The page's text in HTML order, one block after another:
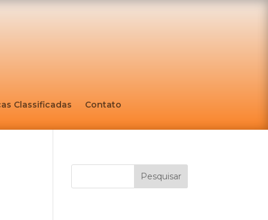
Classificadas Contato